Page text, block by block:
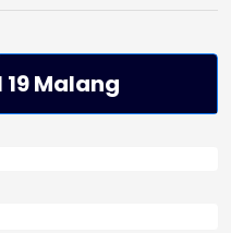
19 Malang